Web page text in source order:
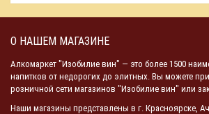
О НАШЕМ МАГАЗИНЕ
Алкомаркет "Изобилие вин" — это более 1500
напитков от недорогих до элитных. Вы можете
розничной сети магазинов "Изобилие вин" или
Наши магазины представлены в г. Красноярске,